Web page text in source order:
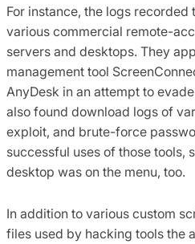
For instance, the logs
various commercial remote-
servers and desktops. They
management tool
AnyDesk in an attempt to
also found download logs of
exploit, and brute-force
successful uses of those tools,
desktop was on the menu, too.
In addition to various custom
files used by hacking tools the